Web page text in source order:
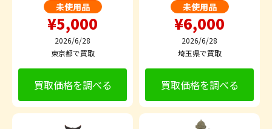
未使用品
¥5,000
2026/6/28
東京都で買取
買取価格を調べる
未使用品
¥6,000
2026/6/28
埼玉県で買取
買取価格を調べる